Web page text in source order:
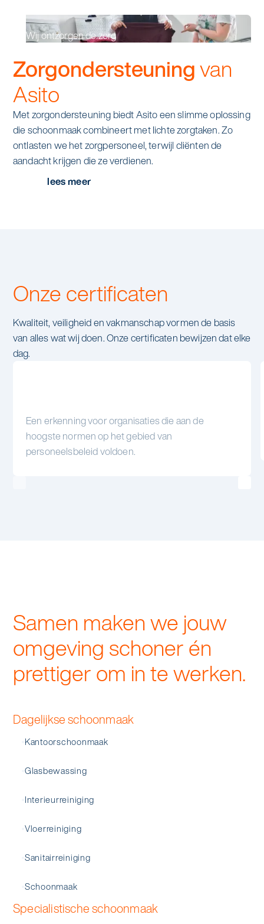
Wij ontzorgen de zorg
Zorgondersteuningvan
Asito
Met zorgondersteuning biedt Asito een slimme oplossing
die schoonmaak combineert met lichte zorgtaken. Zo
ontlasten we het zorgpersoneel, terwijl cliënten de
aandacht krijgen die ze verdienen.
lees meer
Onze certificaten
Kwaliteit, veiligheid en vakmanschap vormen de basis
van alles wat wij doen. Onze certificaten bewijzen dat elke
dag.
Een erkenning voor organisaties die aan de
hoogste normen op het gebied van
personeelsbeleid voldoen.
Samen maken we jouw
omgeving schoner én
prettiger om in te werken.
Dagelijkse schoonmaak
Kantoorschoonmaak
Glasbewassing
Interieurreiniging
Vloerreiniging
Sanitairreiniging
Schoonmaak
Specialistische schoonmaak